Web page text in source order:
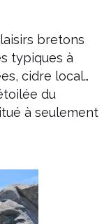
bretons
typiques à
cidre local…
du
à seulement